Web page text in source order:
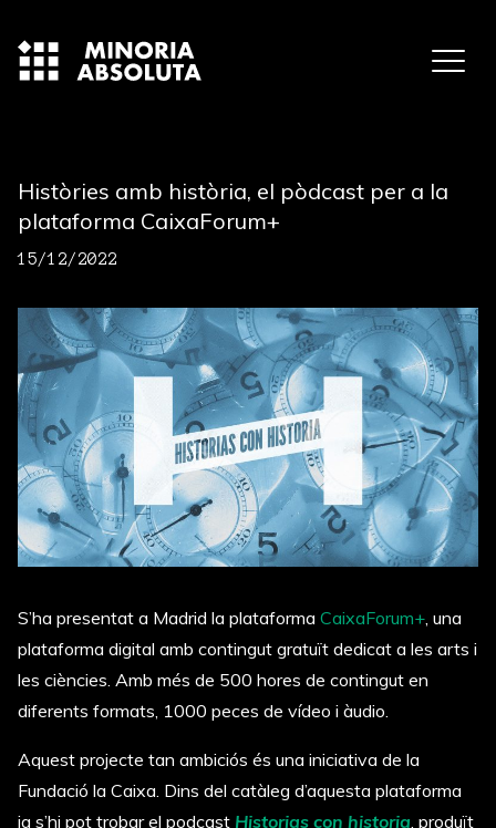
Històries amb història, el pòdcast per a la
plataforma CaixaForum+
15/12/2022
S’ha presentat a Madrid la plataforma CaixaForum+ , una
plataforma digital amb contingut gratuït dedicat a les arts i
les ciències. Amb més de 500 hores de contingut en
diferents formats, 1000 peces de vídeo i àudio.
Aquest projecte tan ambiciós és una iniciativa de la
Fundació la Caixa. Dins del catàleg d’aquesta plataforma
ja s’hi pot trobar el podcast Historias con historia produït